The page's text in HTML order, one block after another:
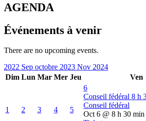
AGENDA
Événements à venir
There are no upcoming events.
2022 Sep octobre 2023 Nov 2024
Dim Lun Mar Mer Jeu Ven
1 2 3 4 5
6
Conseil fédéral 8 h
Conseil fédéral
Oct 6 @ 8 h 30